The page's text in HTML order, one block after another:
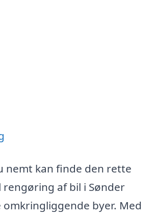
nemt kan finde den rette
af bil i Sønder
omkringliggende byer. Med